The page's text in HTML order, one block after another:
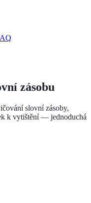
zásobu
slovní zásoby,
k vytištění — jednoduchá